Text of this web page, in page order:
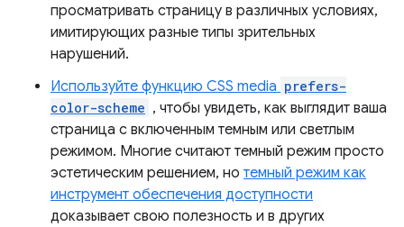
просматривать страницу в различных условиях,
имитирующих разные типы зрительных
нарушений.
Используйте функцию CSS media prefers-
color-scheme , чтобы увидеть, как выглядит ваша
страница с включенным темным или светлым
режимом. Многие считают темный режим просто
эстетическим решением, но темный режим как
инструмент обеспечения доступности
доказывает свою полезность и в других